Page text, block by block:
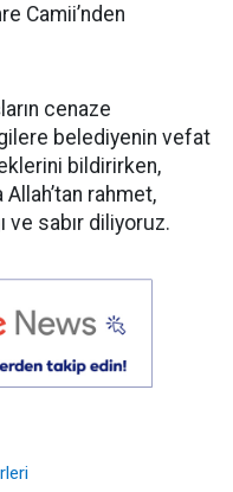
Camii’nden
cenaze
belediyenin vefat
bildirirken,
Allah’tan rahmet,
ve sabır diliyoruz.